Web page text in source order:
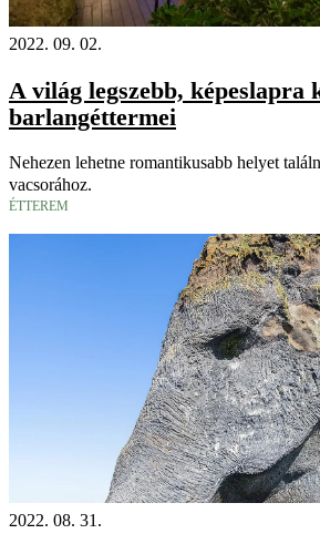
2022. 09. 02.
A világ legszebb, képeslapra
barlangéttermei
Nehezen lehetne romantikusabb helyet
vacsorához.
ÉTTEREM
2022. 08. 31.